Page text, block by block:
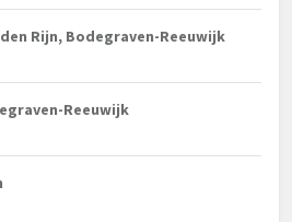
Rijn, Bodegraven-Reeuwijk
Reeuwijk